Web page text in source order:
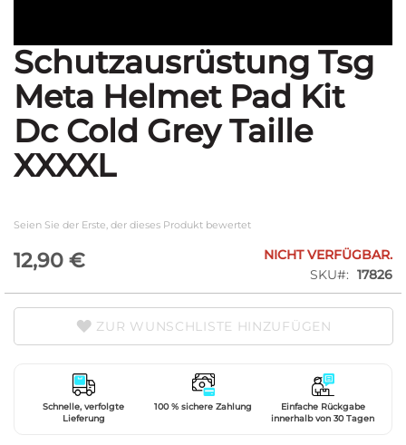
Zum
Anfang
der
Bildgalerie
springen
Schutzausrüstung Tsg
Meta Helmet Pad Kit
Dc Cold Grey Taille
XXXXL
Seien Sie der Erste, der dieses Produkt bewertet
12,90 €
NICHT VERFÜGBAR.
SKU
17826
ZUR WUNSCHLISTE HINZUFÜGEN
Schnelle, verfolgte
Lieferung
100 % sichere Zahlung
Einfache Rückgabe
innerhalb von 30 Tagen